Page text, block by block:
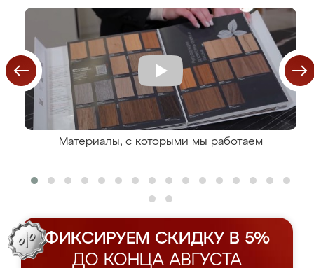
Материалы, с которыми мы работаем
ФИКСИРУЕМ СКИДКУ В 5%
ДО КОНЦА АВГУСТА